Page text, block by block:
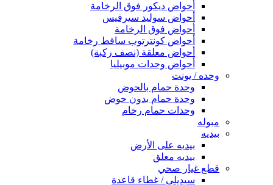
أحواض ديكور فوق الرخامة
أحواض سوليد سيرفيس
أحواض فوق الرخامة
أحواض كونترتوب ساقط رخامة
أحواض معلقة (نصف ركبة)
أحواض وحدات موبيليا
وحده / يونت
وحدة حمام بالحوض
وحدة حمام بدون حوض
وحدات حمام رخام
مبوله
بيديه
بيديه على الأرض
بيديه معلق
قطع غيار صحي
سيديلى / غطاء قاعدة